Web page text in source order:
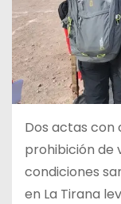
Dos actas
prohibición de
condiciones
en La Tirana